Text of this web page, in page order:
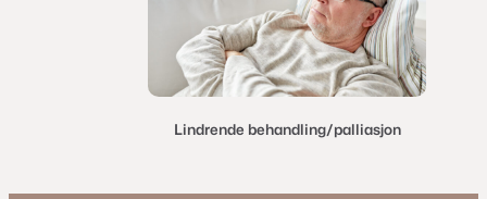
Lindrende behandling/palliasjon